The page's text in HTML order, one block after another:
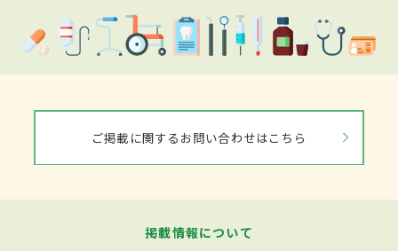
ご掲載に関するお問い合わせはこちら
掲載情報について